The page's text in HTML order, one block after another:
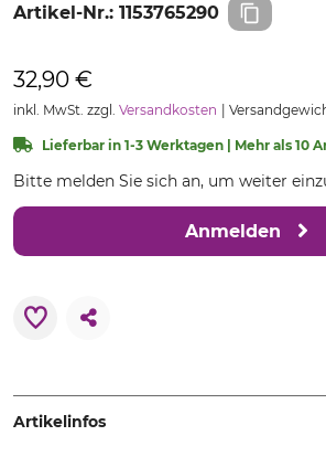
Artikel-Nr.: 1153765290
32,90 €
inkl. MwSt. zzgl. Versandkosten
Lieferbar in 1-3 Werktagen | Mehr als 10
Bitte melden Sie sich an, um weiter
Anmelden
Artikelinfos